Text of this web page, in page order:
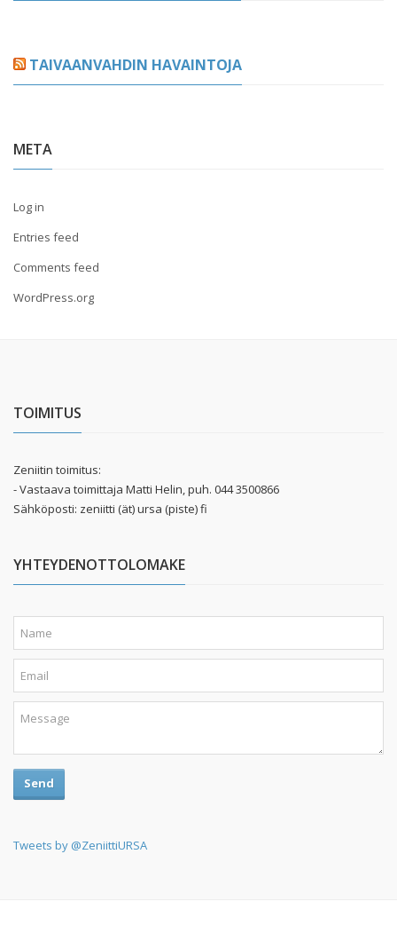
TAIVAANVAHDIN HAVAINTOJA
META
Log in
Entries feed
Comments feed
WordPress.org
TOIMITUS
Zeniitin toimitus:
- Vastaava toimittaja Matti Helin, puh. 044 3500866
Sähköposti: zeniitti (ät) ursa (piste) fi
YHTEYDENOTTOLOMAKE
Send
Tweets by @ZeniittiURSA